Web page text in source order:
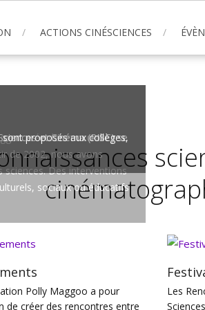
ACTIONS CINÉSCIENCES
crée des rencontres
de 2002, nous avons
Des interventions
sociaux ou éducatifs
et Cinéma (RISC) se
proposés aux collèges,
Polly Maggoo a pour
de créer des rencontres entre
Les